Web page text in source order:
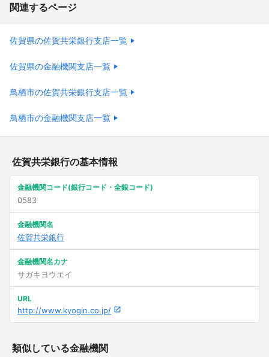
関連するページ
佐賀県の佐賀共栄銀行支店一覧
佐賀県の金融機関支店一覧
鳥栖市の佐賀共栄銀行支店一覧
鳥栖市の金融機関支店一覧
佐賀共栄銀行の基本情報
金融機関コード(銀行コード・全銀コード)
0583
金融機関名
佐賀共栄銀行
金融機関名カナ
サガキヨウエイ
URL
http://www.kyogin.co.jp/
類似している金融機関